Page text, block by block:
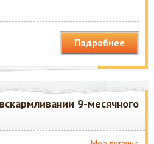
Подробнее
9-месячного